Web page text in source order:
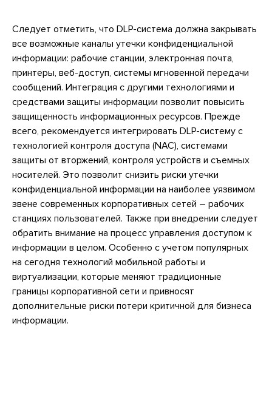
Следует отметить, что DLP-система должна закрывать
все возможные каналы утечки конфиденциальной
информации: рабочие станции, электронная почта,
принтеры, веб-доступ, системы мгновенной передачи
сообщений. Интеграция с другими технологиями и
средствами защиты информации позволит повысить
защищенность информационных ресурсов. Прежде
всего, рекомендуется интегрировать DLP-систему с
технологией контроля доступа (NAC), системами
защиты от вторжений, контроля устройств и съемных
носителей. Это позволит снизить риски утечки
конфиденциальной информации на наиболее уязвимом
звене современных корпоративных сетей – рабочих
станциях пользователей. Также при внедрении следует
обратить внимание на процесс управления доступом к
информации в целом. Особенно с учетом популярных
на сегодня технологий мобильной работы и
виртуализации, которые меняют традиционные
границы корпоративной сети и привносят
дополнительные риски потери критичной для бизнеса
информации.